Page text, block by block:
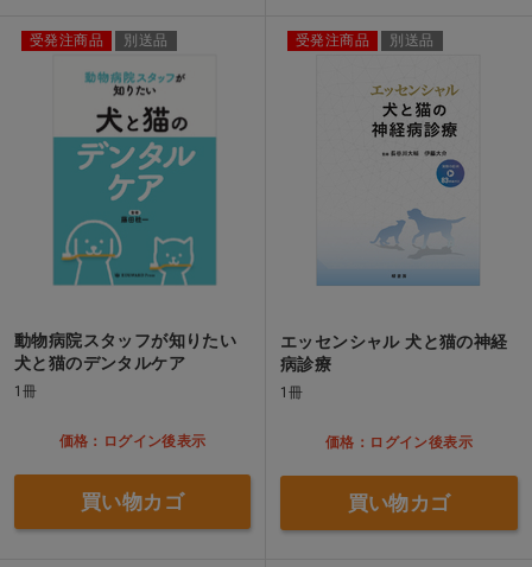
受発注商品 別送品
動物病院スタッフが知りたい
犬と猫のデンタルケア
1冊
価格：ログイン後表示
買い物カゴ
受発注商品 別送品
エッセンシャル 犬と猫の神経
病診療
1冊
価格：ログイン後表示
買い物カゴ